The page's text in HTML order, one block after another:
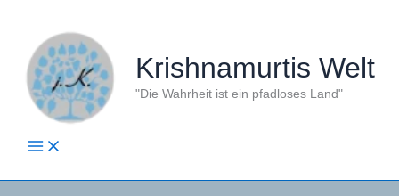
springen
Krishnamurtis Welt
"Die Wahrheit ist ein pfadloses Land"